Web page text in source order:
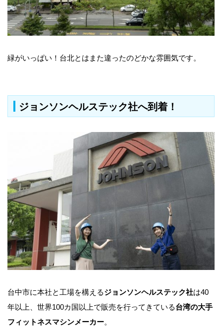
緑がいっぱい！台北とはまた違ったのどかな雰囲気です。
ジョンソンヘルステック社へ到着！
台中市に本社と工場を構えるジョンソンヘルステック社は40
年以上、世界100カ国以上で販売を行ってきている台湾の大手
フィットネスマシンメーカー。